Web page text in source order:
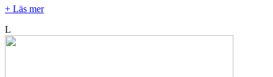
+ Läs mer
L